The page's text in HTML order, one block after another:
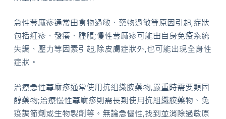
急性蕁麻疹通常由食物過敏、藥物過敏等原因引起,症狀
包括紅疹、發癢、腫脹;慢性蕁麻疹可能由自身免疫系統
失調、壓力等因素引起,除皮膚症狀外,也可能出現全身性
症狀。
治療急性蕁麻疹通常使用抗組織胺藥物,嚴重時需要類固
醇藥物;治療慢性蕁麻疹則需長期使用抗組織胺藥物、免
疫調節劑或生物製劑等。無論急慢性,找到並消除過敏原